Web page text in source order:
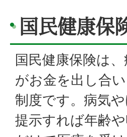
国民健康保
国民健康保険は
がお金を出し合
制度です。病気
提示すれば年齢